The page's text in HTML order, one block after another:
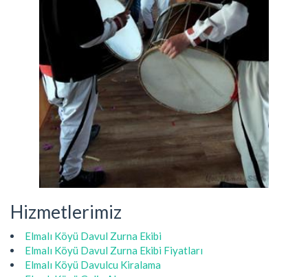
Hizmetlerimiz
Elmalı Köyü Davul Zurna Ekibi
Elmalı Köyü Davul Zurna Ekibi Fiyatları
Elmalı Köyü Davulcu Kiralama